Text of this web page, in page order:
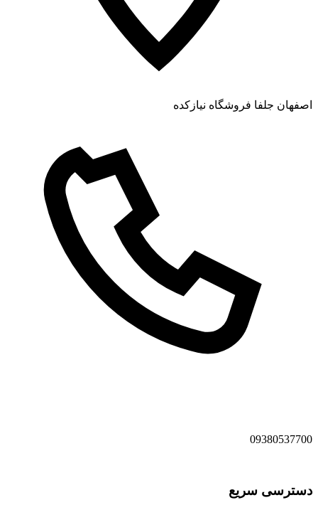
اصفهان جلفا فروشگاه نیازکده
09380537700
دسترسی سریع